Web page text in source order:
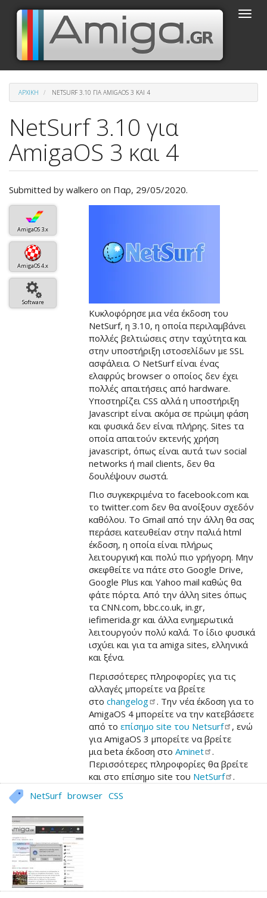
Παράκαμψη
κυρίως
περιεχόμενο
Toggle
ΑΡΧΙΚΉ NETSURF 3.10 ΓΙΑ AMIGAOS 3 ΚΑΙ 4
NetSurf 3.10 για
AmigaOS 3 και 4
Submitted by walkero on Παρ, 29/05/2020.
AmigaOS 3.x
AmigaOS 4.x
Software
άρθρου
Κυκλοφόρησε μια νέα έκδοση του
NetSurf, η 3.10, η οποία περιλαμβάνει
πολλές βελτιώσεις στην ταχύτητα και
στην υποστήριξη ιστοσελίδων με SSL
ασφάλεια. Ο NetSurf είναι ένας
ελαφρύς browser ο οποίος δεν έχει
πολλές απαιτήσεις από hardware.
Υποστηρίζει CSS αλλά η υποστήριξη
Javascript είναι ακόμα σε πρώιμη φάση
και φυσικά δεν είναι πλήρης. Sites τα
οποία απαιτούν εκτενής χρήση
javascript, όπως είναι αυτά των social
networks ή mail clients, δεν θα
δουλέψουν σωστά.
Πιο συγκεκριμένα το facebook.com και
το twitter.com δεν θα ανοίξουν σχεδόν
καθόλου. Το Gmail από την άλλη θα σας
περάσει κατευθείαν στην παλιά html
έκδοση, η οποία είναι πλήρως
λειτουργική και πολύ πιο γρήγορη. Μην
σκεφθείτε να πάτε στο Google Drive,
Google Plus και Yahoo mail καθώς θα
φάτε πόρτα. Από την άλλη sites όπως
τα CNN.com, bbc.co.uk, in.gr,
iefimerida.gr και άλλα ενημερωτικά
λειτουργούν πολύ καλά. Το ίδιο φυσικά
ισχύει και για τα amiga sites, ελληνικά
και ξένα.
Περισσότερες πληροφορίες για τις
αλλαγές μπορείτε να βρείτε
στοchangelog
. Την νέα έκδοση για το
AmigaOS 4 μπορείτε να την κατεβάσετε
από τοεπίσημο site του Netsurf
, ενώ
για AmigaOS 3 μπορείτε να βρείτε
μια beta έκδοση στοAminet
.
Περισσότερες πληροφορίες θα βρείτε
και στο επίσημο site του NetSurf
.
NetSurf browser CSS